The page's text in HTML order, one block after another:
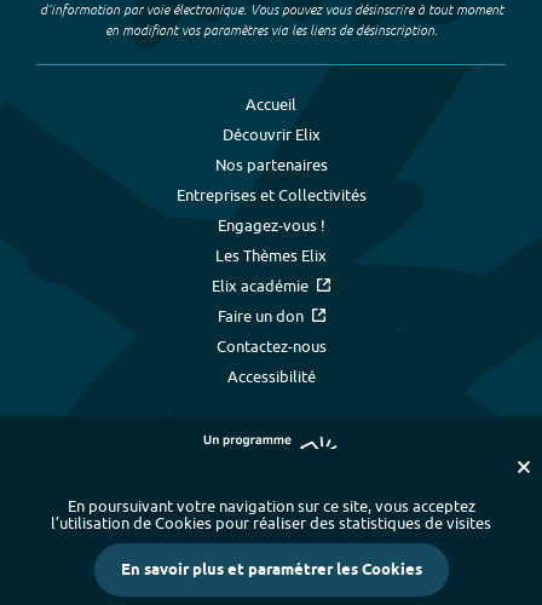
d’information par voie électronique. Vous pouvez vous désinscrire à tout moment
en modifiant vos paramètres via les liens de désinscription.
Accueil
Découvrir Elix
Nos partenaires
Entreprises et Collectivités
Engagez-vous !
Les Thèmes Elix
Elix académie
Faire un don
Contactez-nous
Accessibilité
Plan du site - Index alphabétique
-
Mentions légales et données personnelles
- Paramétrer les cookies
Crédits
En poursuivant votre navigation sur ce site, vous acceptez
l’utilisation de Cookies pour réaliser des statistiques de visites
En savoir plus et paramétrer les Cookies